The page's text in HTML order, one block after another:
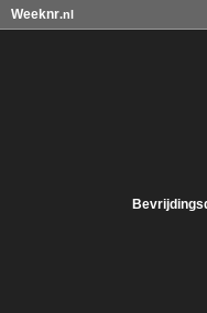
Weeknr.nl